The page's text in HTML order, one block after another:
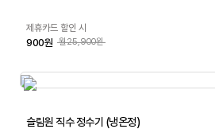
제휴카드 할인 시
900원 월25,900원
슬림원 직수 정수기 (냉온정)